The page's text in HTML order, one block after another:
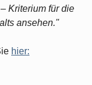
Kriterium für die
ansehen."
hier: